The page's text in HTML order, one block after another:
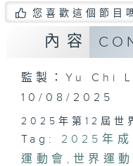
您喜歡這個節目
內容
監製：Yu Chi
10/08/2025
2025年第12屆世
Tag: 2025年成
運動會 , 世界運動